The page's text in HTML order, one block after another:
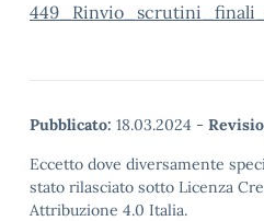
Pubblicato: 18.03.2024 -
Eccetto dove diversamente
stato rilasciato sotto Licenza
Attribuzione 4.0 Italia.